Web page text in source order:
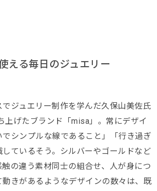
える毎日のジュエリー
ジュエリー制作を学んだ久保山美佐氏
上げたブランド「misa」。常にデザイ
でシンプルな線であること」「行き過ぎ
ているそう。シルバーやゴールドなど
の違う素材同士の組合せ、人が身につ
動きがあるようなデザインの数々は、既